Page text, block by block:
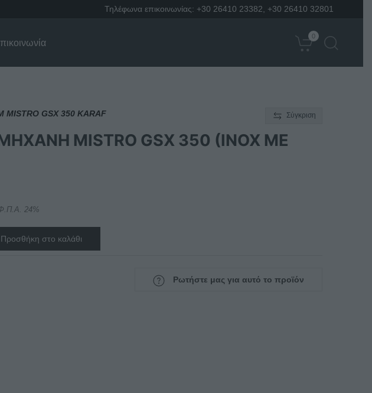
Τηλέφωνα επικοινωνίας: +30 26410 23382 +30 26410 32801
0
MISTRO GSX 350 KARAF Σύγκριση
MISTRO GSX 350 (INOX ΜΕ
Φ.Π.Α. 24%
Προσθήκη στο καλάθι
Ρωτήστε μας για αυτό το προϊόν